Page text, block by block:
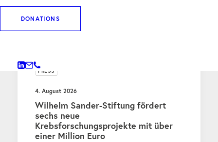
DONATIONS
PRESS
4. August 2026
Wilhelm Sander-Stiftung fördert
sechs neue
Krebsforschungsprojekte mit über
einer Million Euro